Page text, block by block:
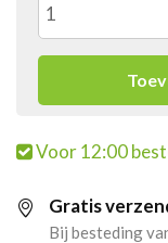
Dove
Liaison
Chocoladereep
(24x
Voor 12:00
Gratis
Bij besteding